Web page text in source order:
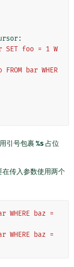
:
SET foo = 1 W
bar WHER
引号包裹%s占位
传入参数使用两个
WHERE baz =
WHERE baz =